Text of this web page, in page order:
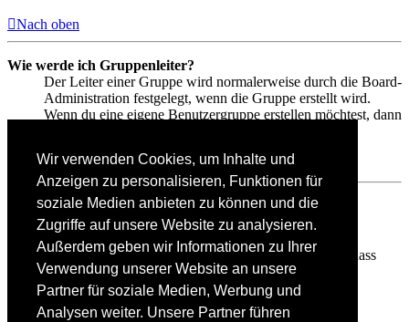
Wir verwenden Cookies, um Inhalte und
Anzeigen zu personalisieren, Funktionen für
soziale Medien anbieten zu können und die
Zugriffe auf unsere Website zu analysieren.
Außerdem geben wir Informationen zu Ihrer
Verwendung unserer Website an unsere
Partner für soziale Medien, Werbung und
Analysen weiter. Unsere Partner führen
Nach oben
Wie werde ich Gruppenleiter?
Der Leiter einer Gruppe wird normalerweise durch die Board-
Administration festgelegt, wenn die Gruppe erstellt wird.
Wenn du eine eigene Benutzergruppe erstellen möchtest, dann
Nach oben
Weshalb werden verschiedene Benutzergruppen farbig
dargestellt?
Es ist der Board-Administration möglich, den
Benutzergruppen verschiedene Farben zuzuteilen, so dass
deren Mitglieder leichter zu identifizieren sind.
Nach oben